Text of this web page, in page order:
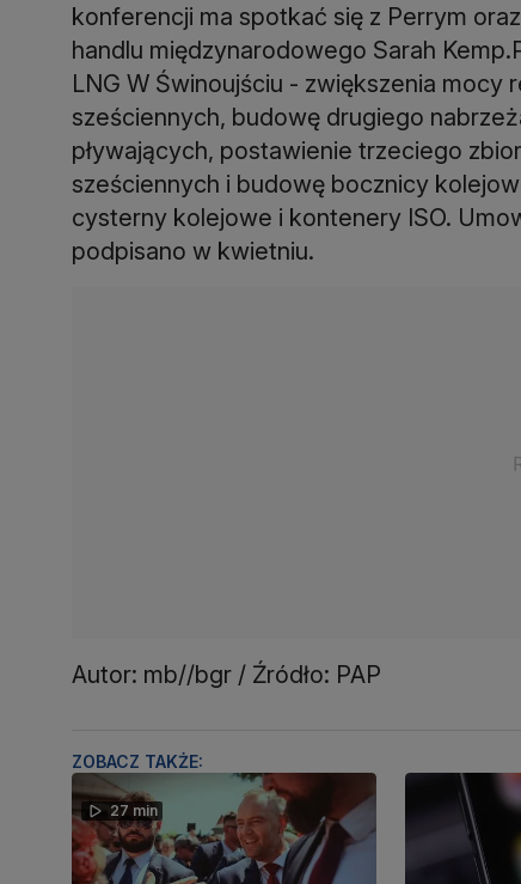
konferencji ma spotkać się z Perrym
handlu międzynarodowego Sarah
LNG W Świnoujściu - zwiększenia
sześciennych, budowę drugiego
pływających, postawienie trzeciego
sześciennych i budowę bocznicy
cysterny kolejowe i kontenery ISO.
podpisano w kwietniu.
Autor: mb//bgr / Źródło: PAP
ZOBACZ TAKŻE:
27 min